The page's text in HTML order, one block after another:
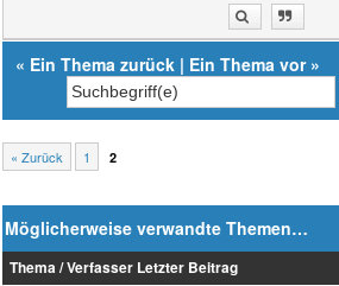
« Ein Thema zurück | Ein Thema vor»
« Zurück 1 2
Möglicherweise verwandte Themen…
Thema / Verfasser Letzter Beitrag